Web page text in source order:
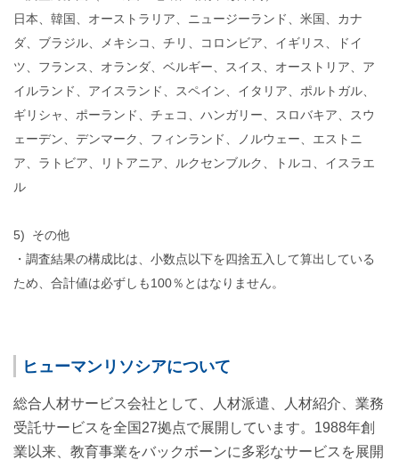
日本、韓国、オーストラリア、ニュージーランド、米国、カナ
ダ、ブラジル、メキシコ、チリ、コロンビア、イギリス、ドイ
ツ、フランス、オランダ、ベルギー、スイス、オーストリア、ア
イルランド、アイスランド、スペイン、イタリア、ポルトガル、
ギリシャ、ポーランド、チェコ、ハンガリー、スロバキア、スウ
ェーデン、デンマーク、フィンランド、ノルウェー、エストニ
ア、ラトビア、リトアニア、ルクセンブルク、トルコ、イスラエ
ル
5) その他
・調査結果の構成比は、小数点以下を四捨五入して算出している
ため、合計値は必ずしも100％とはなりません。
ヒューマンリソシアについて
総合人材サービス会社として、人材派遣、人材紹介、業務
受託サービスを全国27拠点で展開しています。1988年創
業以来、教育事業をバックボーンに多彩なサービスを展開